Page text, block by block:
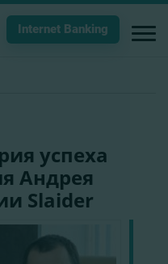
Internet Banking
успеха
Андрея
Slaider